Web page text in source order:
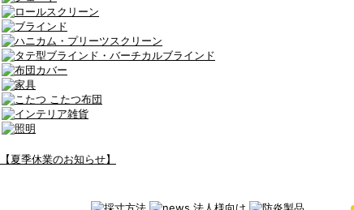
【夏季休業のお知らせ】